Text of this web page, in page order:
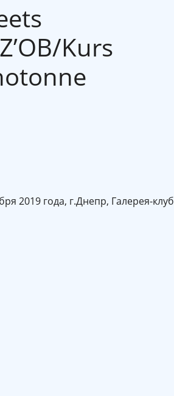
Kurs
2019 года, г.Днепр, Галерея-клуб